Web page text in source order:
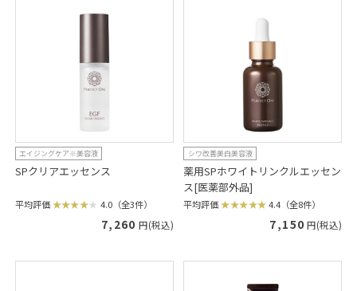
エイジングケア※美容液
SPクリアエッセンス
平均評価 4.0（全3件）
7,260 円(税込)
シワ改善美白美容液
薬用SPホワイトリンクルエッセン
ス[医薬部外品]
平均評価 4.4（全8件）
7,150 円(税込)